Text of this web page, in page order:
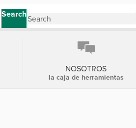
Search
NOSOTROS
la caja de herramientas